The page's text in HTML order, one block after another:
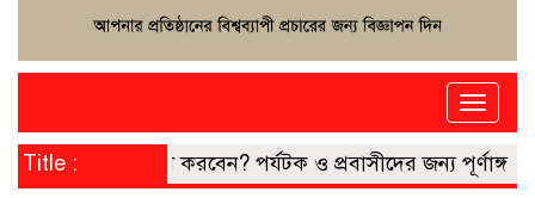
Toggle
Title :হারালে কী করবেন? পর্যটক ও প্রবাসীদের জন্য পূর্ণাঙ্গ